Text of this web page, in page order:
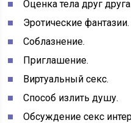
Оценка тела друг
Эротические фантазии.
Соблазнение.
Приглашение.
Виртуальный секс.
Способ излить душу.
Обсуждение секс